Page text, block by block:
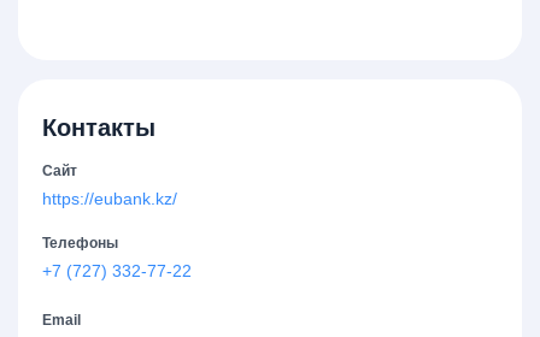
Контакты
Сайт
https://eubank.kz/
Телефоны
+7 (727) 332-77-22
Email